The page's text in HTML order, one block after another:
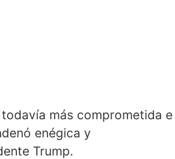
más comprometida e
enégica y
Trump.